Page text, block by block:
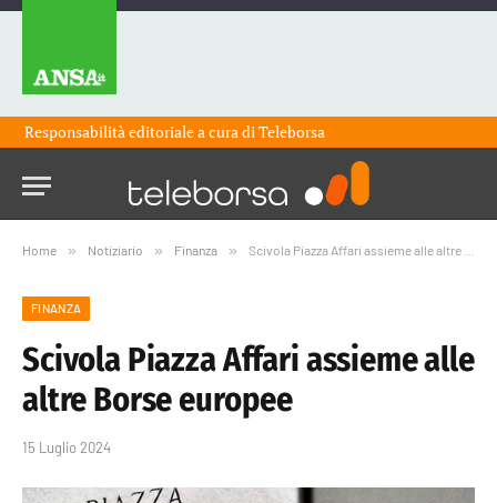
Responsabilità editoriale a cura diTeleborsa
Home » Notiziario » Finanza » Scivola Piazza Affari assieme alle altre Borse europee
FINANZA
Scivola Piazza Affari assieme alle
altre Borse europee
15 Luglio 2024